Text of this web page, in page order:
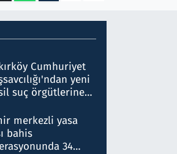
Cumhuriyet
yeni
suç örgütlerine
gözaltı kararı
merkezli yasa
bahis
34